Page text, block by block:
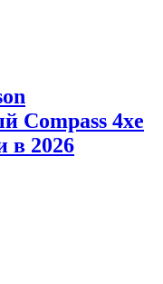
Compass 4xe
в 2026